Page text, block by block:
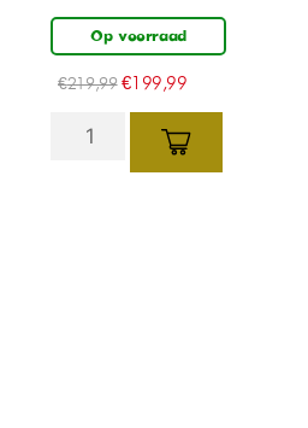
Op voorraad
€219,99 €199,99